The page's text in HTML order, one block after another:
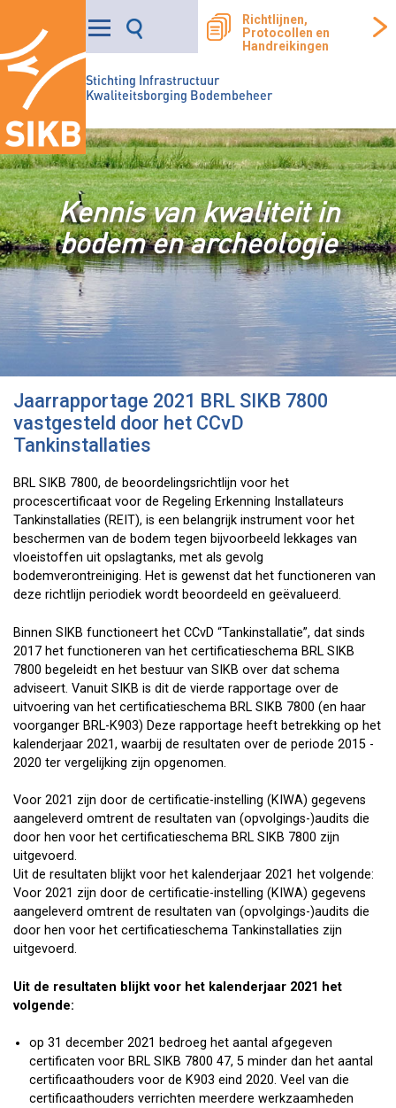
Stichting Infrastructuur
Kwaliteitsborging Bodembeheer
Richtlijnen,
Protocollen en
Handreikingen
Kennis van kwaliteit in
bodem en archeologie
Jaarrapportage 2021 BRL SIKB 7800
vastgesteld door het CCvD
Tankinstallaties
BRL SIKB 7800, de beoordelingsrichtlijn voor het
procescertificaat voor de Regeling Erkenning Installateurs
Tankinstallaties (REIT), is een belangrijk instrument voor het
beschermen van de bodem tegen bijvoorbeeld lekkages van
vloeistoffen uit opslagtanks, met als gevolg
bodemverontreiniging. Het is gewenst dat het functioneren van
deze richtlijn periodiek wordt beoordeeld en geëvalueerd.
Binnen SIKB functioneert het CCvD “Tankinstallatie”, dat sinds
2017 het functioneren van het certificatieschema BRL SIKB
7800 begeleidt en het bestuur van SIKB over dat schema
adviseert. Vanuit SIKB is dit de vierde rapportage over de
uitvoering van het certificatieschema BRL SIKB 7800 (en haar
voorganger BRL-K903) Deze rapportage heeft betrekking op het
kalenderjaar 2021, waarbij de resultaten over de periode 2015 -
2020 ter vergelijking zijn opgenomen.
Voor 2021 zijn door de certificatie-instelling (KIWA) gegevens
aangeleverd omtrent de resultaten van (opvolgings-)audits die
door hen voor het certificatieschema BRL SIKB 7800 zijn
uitgevoerd.
Uit de resultaten blijkt voor het kalenderjaar 2021 het volgende:
Voor 2021 zijn door de certificatie-instelling (KIWA) gegevens
aangeleverd omtrent de resultaten van (opvolgings-)audits die
door hen voor het certificatieschema Tankinstallaties zijn
uitgevoerd.
Uit de resultaten blijkt voor het kalenderjaar 2021 het
volgende:
op 31 december 2021 bedroeg het aantal afgegeven
certificaten voor BRL SIKB 7800 47, 5 minder dan het aantal
certificaathouders voor de K903 eind 2020. Veel van die
certificaathouders verrichten meerdere werkzaamheden